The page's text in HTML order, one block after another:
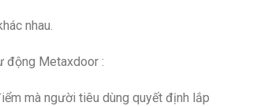
nhau.
động Metaxdoor :
mà người tiêu dùng quyết định lắp